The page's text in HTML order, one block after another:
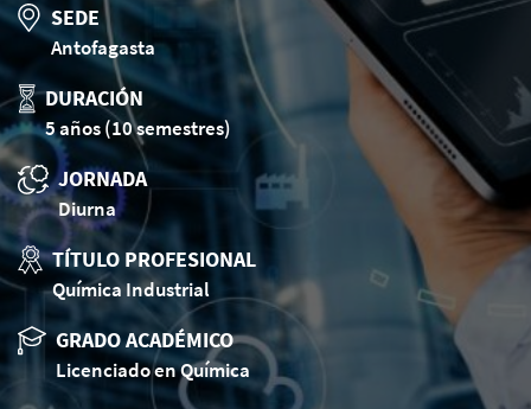
SEDE
Antofagasta
DURACIÓN
5 años (10 semestres)
JORNADA
Diurna
TÍTULO PROFESIONAL
Química Industrial
GRADO ACADÉMICO
Licenciado en Química